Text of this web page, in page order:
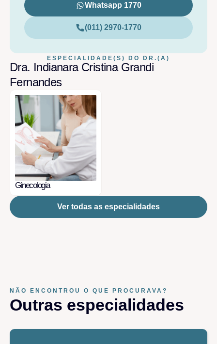
Whatsapp 1770
(011) 2970-1770
ESPECIALIDADE(S) DO DR.(A)
Dra. Indianara Cristina Grandi
Fernandes
Ginecologia
Ver todas as especialidades
NÃO ENCONTROU O QUE PROCURAVA?
Outras especialidades​